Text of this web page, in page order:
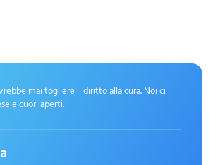
mai togliere il diritto alla cura. Noi ci
e cuori aperti.